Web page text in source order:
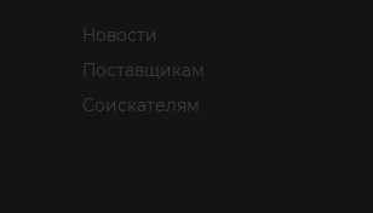
Новости
Поставщикам
Соискателям